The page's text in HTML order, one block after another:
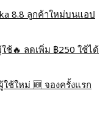
8.8 ลูกค้าใหม่บนแอป
ช้🔥 ลดเพิ่ม ฿250 ใช้ได้
ช้ใหม่ 🆕 จองครั้งแรก